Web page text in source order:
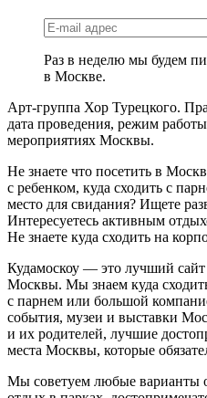
Раз в неделю мы будем
в Москве.
Арт-группа Хор Турецкого.
дата проведения, режим
мероприятиях Москвы.
Не знаете что посетить в
с ребенком, куда сходить с
место для свидания? Ищете
Интересуетесь активным
Не знаете куда сходить на
Кудамоскоу — это лучший
Москвы. Мы знаем куда
с парнем или большой
события, музеи и выставки
и их родителей, лучшие
места Москвы, которые
Мы советуем любые варианты